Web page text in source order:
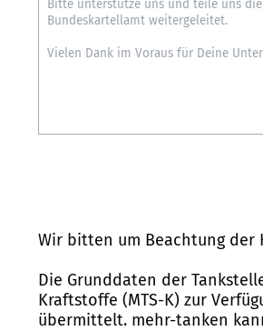
Wir bitten um Beachtung der
Die Grunddaten der
Kraftstoffe (MTS-K) zur
übermittelt. mehr-tanken